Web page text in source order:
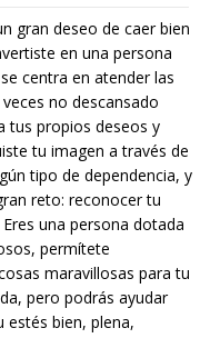
gran deseo de caer bien
en una persona
centra en atender las
no descansado
tus propios deseos y
tu imagen a través de
tipo de dependencia, y
reto: reconocer tu
una persona dotada
permítete
maravillosas para tu
pero podrás ayudar
estés bien, plena,